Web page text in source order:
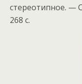
стереотипное. —
268 с.